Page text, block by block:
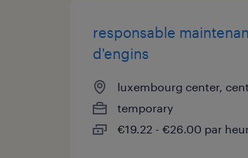
responsable
d'engins
luxembourg center,
temporary
€19.22 - €26.00 par